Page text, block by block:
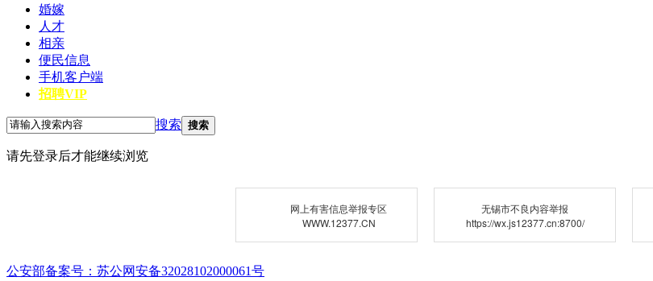
婚嫁
人才
相亲
便民信息
手机客户端
招聘VIP
搜索 搜索
请先登录后才能继续浏览
网上有害信息举报专区
WWW.12377.CN
无锡市不良内容举报
https://wx.js12377.cn:8700/
公安部备案号：苏公网安备32028102000061号